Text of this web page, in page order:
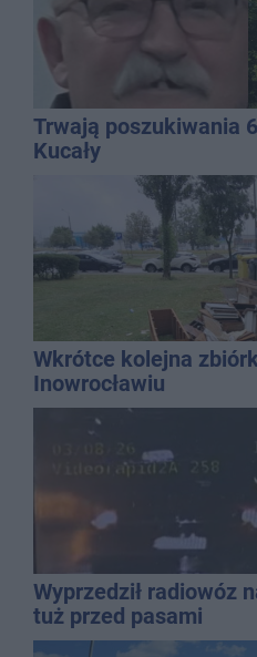
Trwają poszukiwania
Kucały
Wkrótce kolejna
Inowrocławiu
Wyprzedził radiowóz
tuż przed pasami